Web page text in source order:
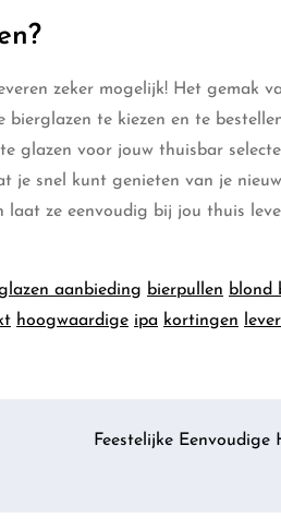
zeker mogelijk! Het gemak
te kiezen en te
glazen voor jouw thuisbar
snel kunt genieten van je
ze eenvoudig bij jou thuis
aanbieding bierpullen blond
hoogwaardige ipa kortingen
Feestelijke Eenvoudige